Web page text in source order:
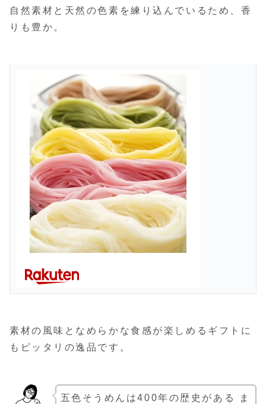
自然素材と天然の色素を練り込んでいるため、香
りも豊か。
素材の風味となめらかな食感が楽しめるギフトに
もピッタリの逸品です。
五色そうめんは400年の歴史がある ま